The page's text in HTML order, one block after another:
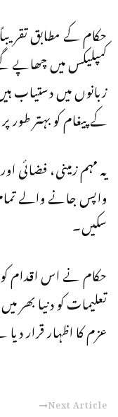
زبانوں میں دستیاب
کے پیغام کو بہتر طور
یہ مہم زمینی، فضائی
واپس جانے والے
سکیں۔
حکام نے اس اقدام
تعلیمات کو دنیا بھر
عزم کا اظہار قرار
Next Article